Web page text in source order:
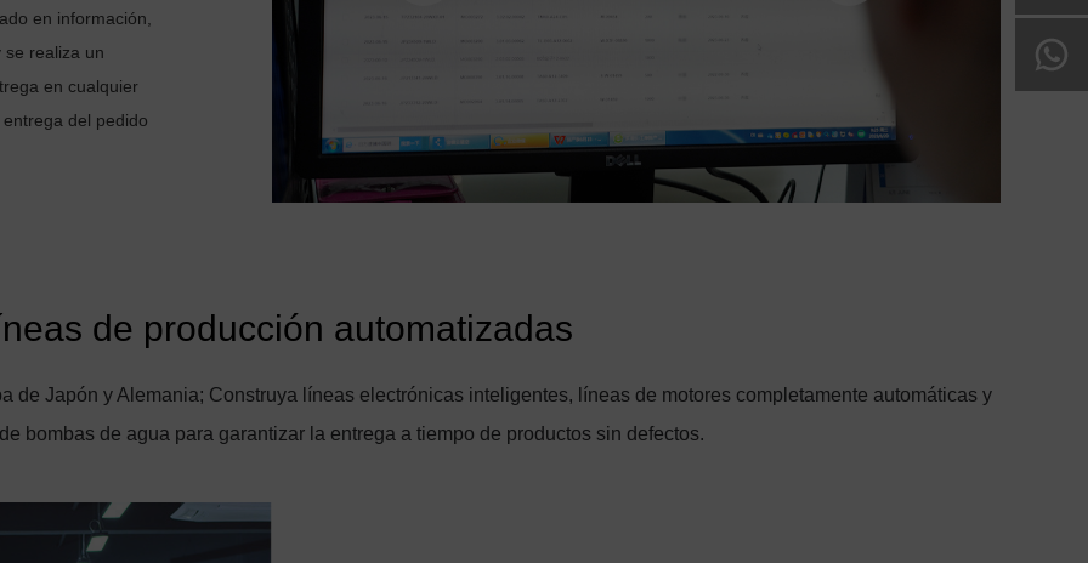
en información,
realiza un
en cualquier
del pedido
de producción automatizadas
de Japón y Alemania; Construya líneas electrónicas inteligentes, líneas de motores completamente automáticas y
bombas de agua para garantizar la entrega a tiempo de productos sin defectos.